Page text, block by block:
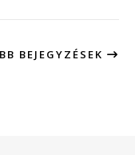
BEJEGYZÉSEK